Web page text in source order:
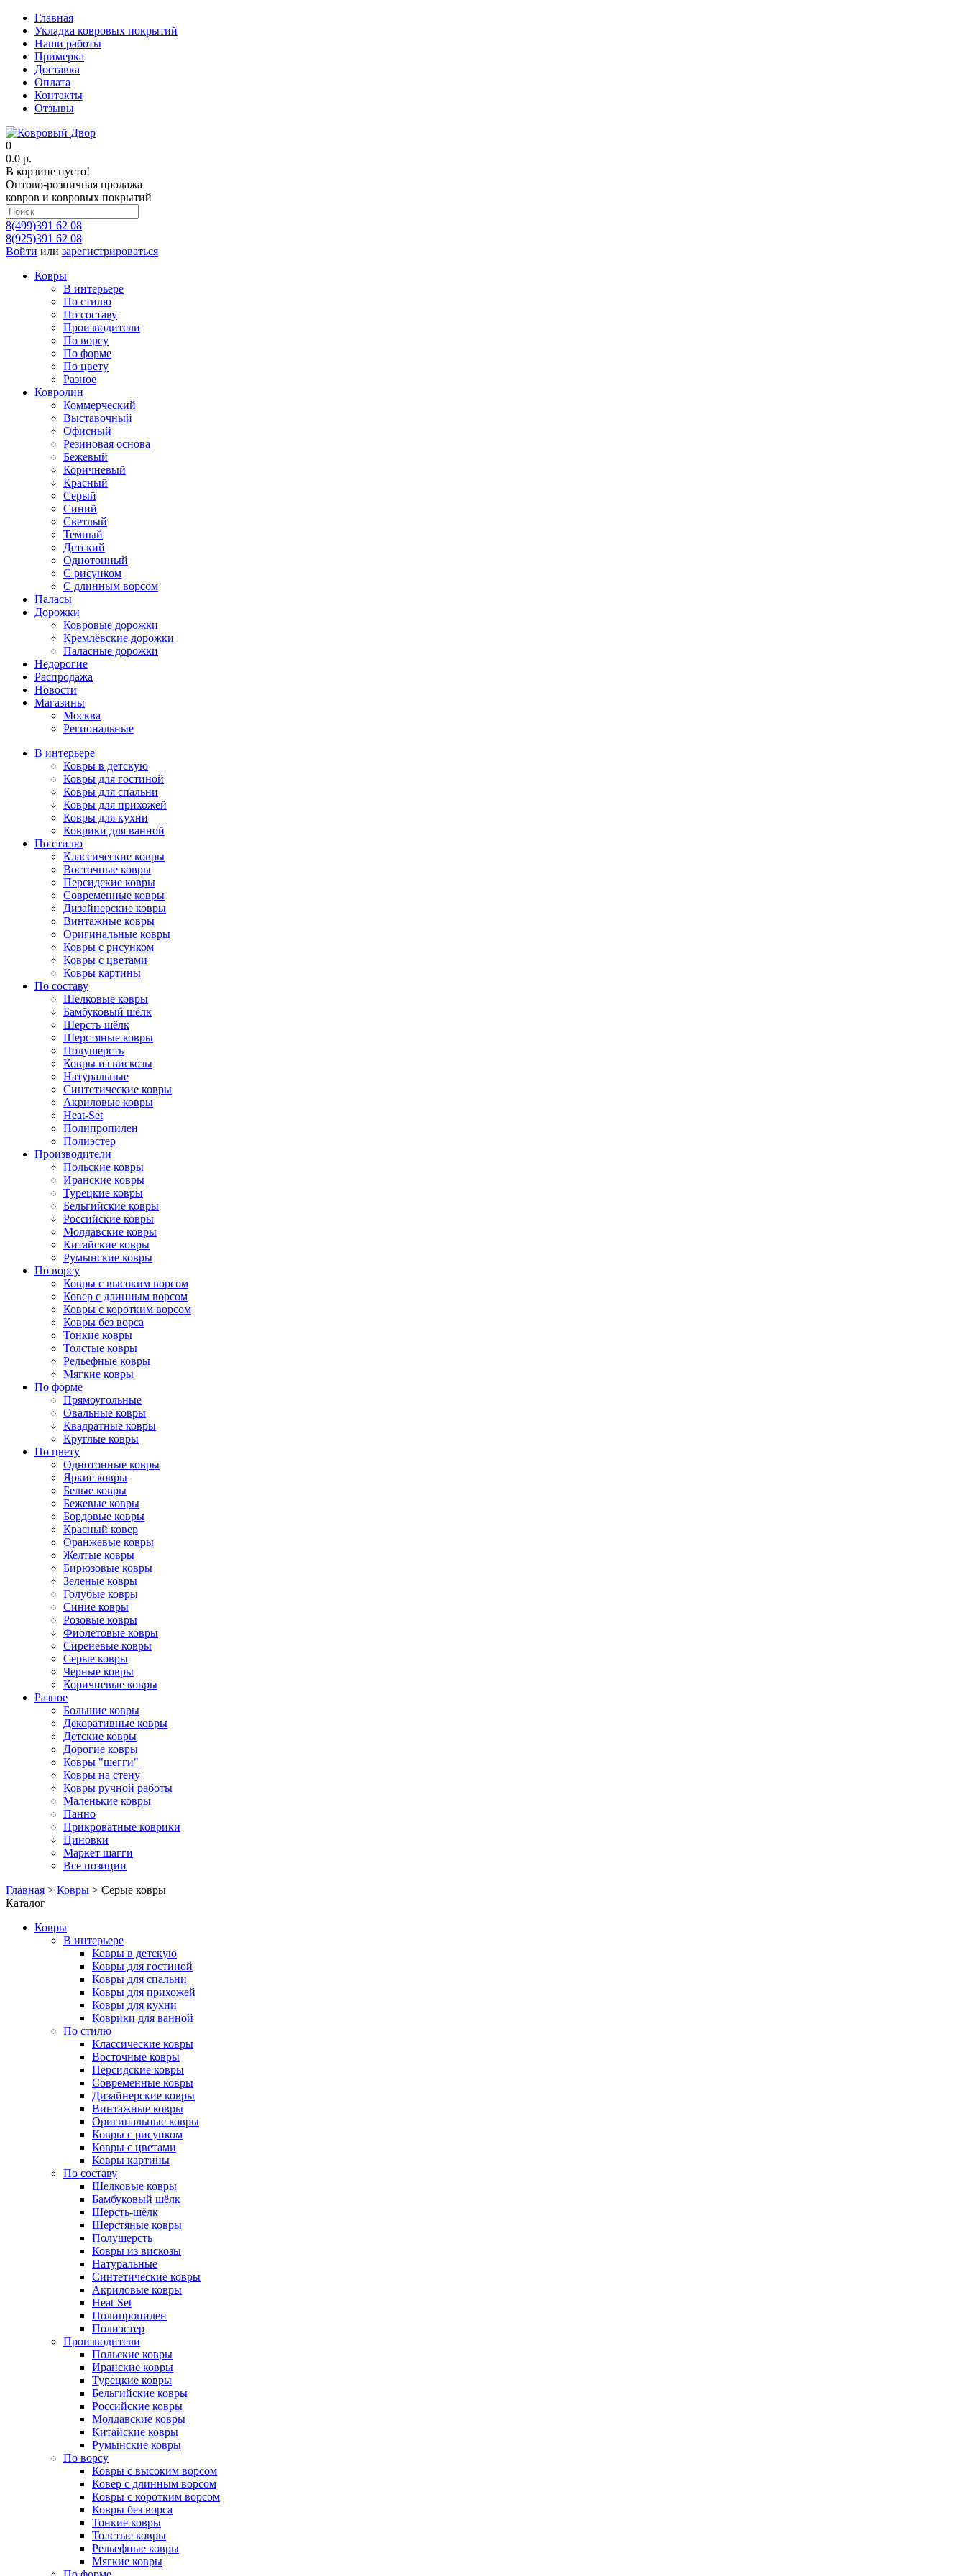
Главная
Укладка ковровых покрытий
Наши работы
Примерка
Доставка
Оплата
Контакты
Отзывы
0
0.0 р.
В корзине пусто!
Оптово-розничная продажа
ковров и ковровых покрытий
8(499)391 62 08
8(925)391 62 08
Войти или зарегистрироваться
Ковры
В интерьере
По стилю
По составу
Производители
По ворсу
По форме
По цвету
Разное
Ковролин
Коммерческий
Выставочный
Офисный
Резиновая основа
Бежевый
Коричневый
Красный
Серый
Синий
Светлый
Темный
Детский
Однотонный
С рисунком
С длинным ворсом
Паласы
Дорожки
Ковровые дорожки
Кремлёвские дорожки
Паласные дорожки
Недорогие
Распродажа
Новости
Магазины
Москва
Региональные
В интерьере
Ковры в детскую
Ковры для гостиной
Ковры для спальни
Ковры для прихожей
Ковры для кухни
Коврики для ванной
По стилю
Классические ковры
Восточные ковры
Персидские ковры
Современные ковры
Дизайнерские ковры
Винтажные ковры
Оригинальные ковры
Ковры с рисунком
Ковры с цветами
Ковры картины
По составу
Шелковые ковры
Бамбуковый шёлк
Шерсть-шёлк
Шерстяные ковры
Полушерсть
Ковры из вискозы
Натуральные
Синтетические ковры
Акриловые ковры
Heat-Set
Полипропилен
Полиэстер
Производители
Польские ковры
Иранские ковры
Турецкие ковры
Бельгийские ковры
Российские ковры
Молдавские ковры
Китайские ковры
Румынские ковры
По ворсу
Ковры с высоким ворсом
Ковер с длинным ворсом
Ковры с коротким ворсом
Ковры без ворса
Тонкие ковры
Толстые ковры
Рельефные ковры
Мягкие ковры
По форме
Прямоугольные
Овальные ковры
Квадратные ковры
Круглые ковры
По цвету
Однотонные ковры
Яркие ковры
Белые ковры
Бежевые ковры
Бордовые ковры
Красный ковер
Оранжевые ковры
Желтые ковры
Бирюзовые ковры
Зеленые ковры
Голубые ковры
Синие ковры
Розовые ковры
Фиолетовые ковры
Сиреневые ковры
Серые ковры
Черные ковры
Коричневые ковры
Разное
Большие ковры
Декоративные ковры
Детские ковры
Дорогие ковры
Ковры "шегги"
Ковры на стену
Ковры ручной работы
Маленькие ковры
Панно
Прикроватные коврики
Циновки
Маркет шагги
Все позиции
Главная > Ковры > Серые ковры
Каталог
Ковры
В интерьере
Ковры в детскую
Ковры для гостиной
Ковры для спальни
Ковры для прихожей
Ковры для кухни
Коврики для ванной
По стилю
Классические ковры
Восточные ковры
Персидские ковры
Современные ковры
Дизайнерские ковры
Винтажные ковры
Оригинальные ковры
Ковры с рисунком
Ковры с цветами
Ковры картины
По составу
Шелковые ковры
Бамбуковый шёлк
Шерсть-шёлк
Шерстяные ковры
Полушерсть
Ковры из вискозы
Натуральные
Синтетические ковры
Акриловые ковры
Heat-Set
Полипропилен
Полиэстер
Производители
Польские ковры
Иранские ковры
Турецкие ковры
Бельгийские ковры
Российские ковры
Молдавские ковры
Китайские ковры
Румынские ковры
По ворсу
Ковры с высоким ворсом
Ковер с длинным ворсом
Ковры с коротким ворсом
Ковры без ворса
Тонкие ковры
Толстые ковры
Рельефные ковры
Мягкие ковры